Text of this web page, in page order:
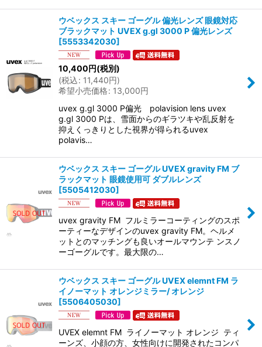
ウベックス スキー ゴーグル 偏光レンズ 眼鏡対応
ブラックマット UVEX g.gl 3000 P 偏光レンズ
[5553342030]
10,400円(税別)
(税込: 11,440円)
希望小売価格: 13,000円
uvex g.gl 3000 P偏光 polavision lens uvex
g.gl 3000 Pは、雪面からのギラツキや乱反射を
抑えくっきりとした視界が得られるuvex
polavis…
ウベックス スキー ゴーグル UVEX gravity FM ブ
ラックマット 眼鏡使用可 ダブルレンズ
[5505412030]
uvex gravity FM フルミラーコーティングのスポ
ーティーなデザインのuvex gravity FM。ヘルメ
ットとのマッチングも良いオールマウンテ ンスノ
ーゴーグルです。最大限の…
ウベックス スキー ゴーグル UVEX elemnt FM ラ
イノーマット オレンジミラー/ オレンジ
[5506405030]
UVEX elemnt FM ライノーマット オレンジ ティ
ーンズ、小顔の方、女性向けに開発されたコンパ